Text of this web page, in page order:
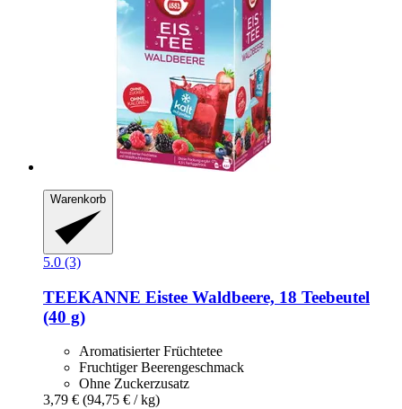
Warenkorb
5.0 (3)
TEEKANNE Eistee Waldbeere, 18 Teebeutel
(40 g)
Aromatisierter Früchtetee
Fruchtiger Beerengeschmack
Ohne Zuckerzusatz
3,79 € (94,75 € / kg)